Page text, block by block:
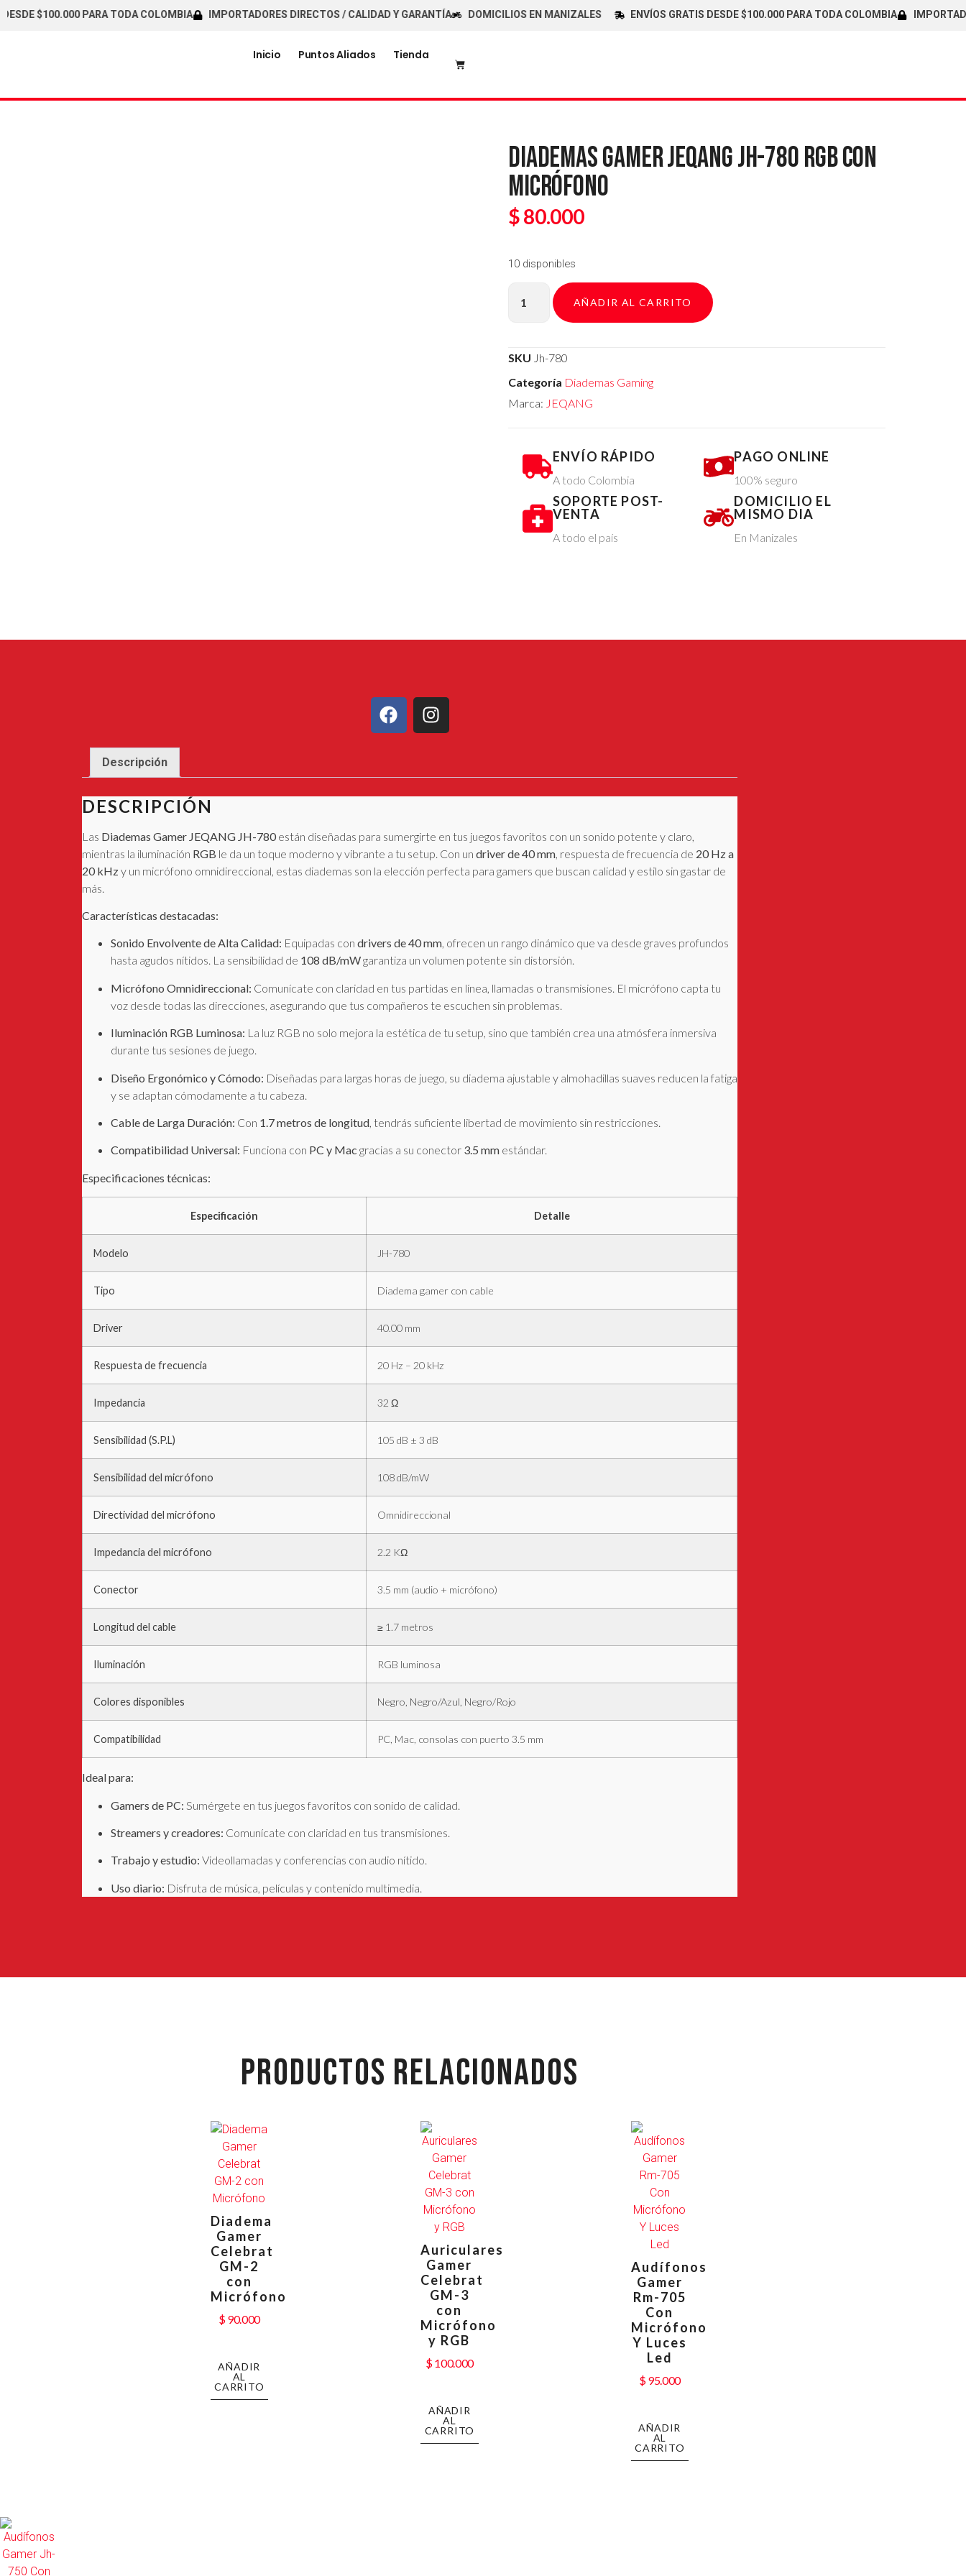
PARA TODA COLOMBIA IMPORTADORES DIRECTOS / CALIDAD Y GARANTÍA DOMICILIOS EN MANIZALES ENVÍOS GRATIS DESDE $100.000 PARA TODA COLOMBIA IMPORTADORES
Inicio Puntos Aliados Tienda
DIADEMAS GAMER JEQANG JH-780 RGB CON
MICRÓFONO
$80.000
10 disponibles
AÑADIR AL CARRITO
SKU Jh-780
Categoría Diademas Gaming
Marca: JEQANG
ENVÍO RÁPIDO
A todo Colombia
SOPORTE POST-
VENTA
A todo el país
PAGO ONLINE
100% seguro
DOMICILIO EL
MISMO DIA
En Manizales
Descripción
DESCRIPCIÓN
Las Diademas Gamer JEQANG JH-780están diseñadas para sumergirte en tus juegos favoritos con un sonido potente y claro,
mientras la iluminación RGB le da un toque moderno y vibrante a tu setup. Con un driver de 40 mm , respuesta de frecuencia de 20 Hz a
20 kHzy un micrófono omnidireccional, estas diademas son la elección perfecta para gamers que buscan calidad y estilo sin gastar de
más.
Características destacadas:
Sonido Envolvente de Alta Calidad: Equipadas con drivers de 40 mm, ofrecen un rango dinámico que va desde graves profundos
hasta agudos nítidos. La sensibilidad de 108 dB/mWgarantiza un volumen potente sin distorsión.
Micrófono Omnidireccional: Comunícate con claridad en tus partidas en línea, llamadas o transmisiones. El micrófono capta tu
voz desde todas las direcciones, asegurando que tus compañeros te escuchen sin problemas.
Iluminación RGB Luminosa: La luz RGB no solo mejora la estética de tu setup, sino que también crea una atmósfera inmersiva
durante tus sesiones de juego.
Diseño Ergonómico y Cómodo: Diseñadas para largas horas de juego, su diadema ajustable y almohadillas suaves reducen la fatiga
y se adaptan cómodamente a tu cabeza.
Cable de Larga Duración: Con 1.7 metros de longitud, tendrás suficiente libertad de movimiento sin restricciones.
Compatibilidad Universal: Funciona con PC y Mac gracias a su conector 3.5 mm estándar.
Especificaciones técnicas:
Especificación Detalle
Modelo JH-780
Tipo Diadema gamer con cable
Driver 40.00 mm
Respuesta de frecuencia 20 Hz – 20 kHz
Impedancia 32 Ω
Sensibilidad (S.P.L) 105 dB ± 3 dB
Sensibilidad del micrófono 108 dB/mW
Directividad del micrófono Omnidireccional
Impedancia del micrófono 2.2 KΩ
Conector 3.5 mm (audio + micrófono)
Longitud del cable ≥ 1.7 metros
Iluminación RGB luminosa
Colores disponibles Negro, Negro/Azul, Negro/Rojo
Compatibilidad PC, Mac, consolas con puerto 3.5 mm
Ideal para:
Gamers de PC: Sumérgete en tus juegos favoritos con sonido de calidad.
Streamers y creadores: Comunícate con claridad en tus transmisiones.
Trabajo y estudio: Videollamadas y conferencias con audio nítido.
Uso diario: Disfruta de música, películas y contenido multimedia.
PRODUCTOS RELACIONADOS
Diadema
Gamer
Celebrat
GM-2
con
Micrófono
$90.000
AÑADIR
AL
CARRITO
Auriculares
Gamer
Celebrat
GM-3
con
Micrófono
y RGB
$100.000
AÑADIR
AL
CARRITO
Audífonos
Gamer
Rm-705
Con
Micrófono
Y Luces
Led
$95.000
AÑADIR
AL
CARRITO